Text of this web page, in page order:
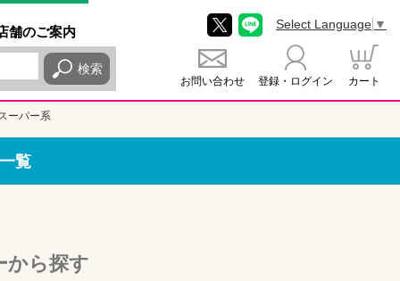
舗のご案内
検索
お問い合わせ 登録・ログイン カート
Select Language ▼
ーパー系
覧
から探す